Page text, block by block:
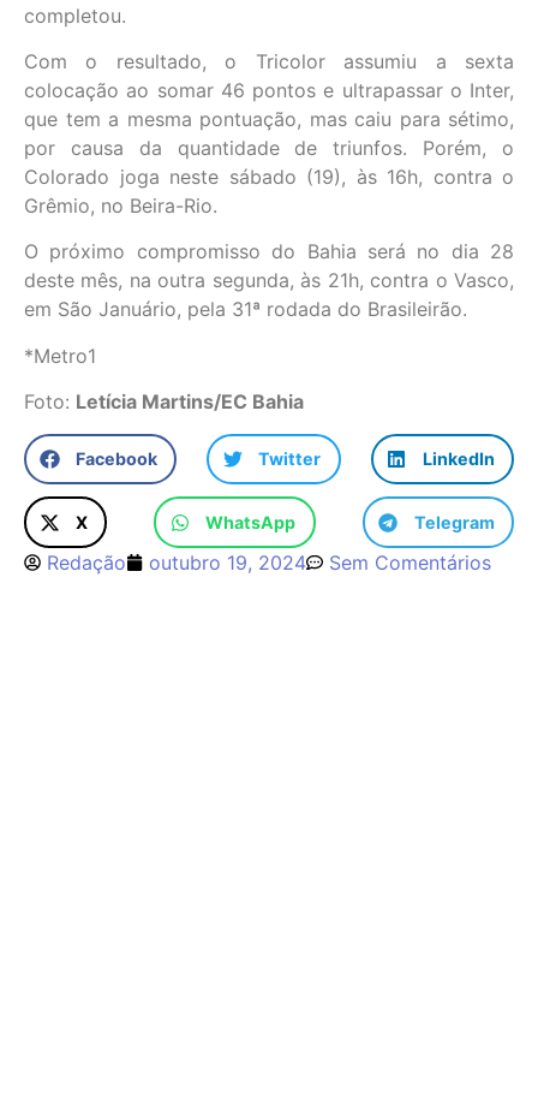
completou.
Com o resultado, o Tricolor assumiu a sexta
colocação ao somar 46 pontos e ultrapassar o Inter,
que tem a mesma pontuação, mas caiu para sétimo,
por causa da quantidade de triunfos. Porém, o
Colorado joga neste sábado (19), às 16h, contra o
Grêmio, no Beira-Rio.
O próximo compromisso do Bahia será no dia 28
deste mês, na outra segunda, às 21h, contra o Vasco,
em São Januário, pela 31ª rodada do Brasileirão.
*Metro1
Foto: Letícia Martins/EC Bahia
Facebook Twitter LinkedIn
X WhatsApp Telegram
Redação outubro 19, 2024 Sem Comentários